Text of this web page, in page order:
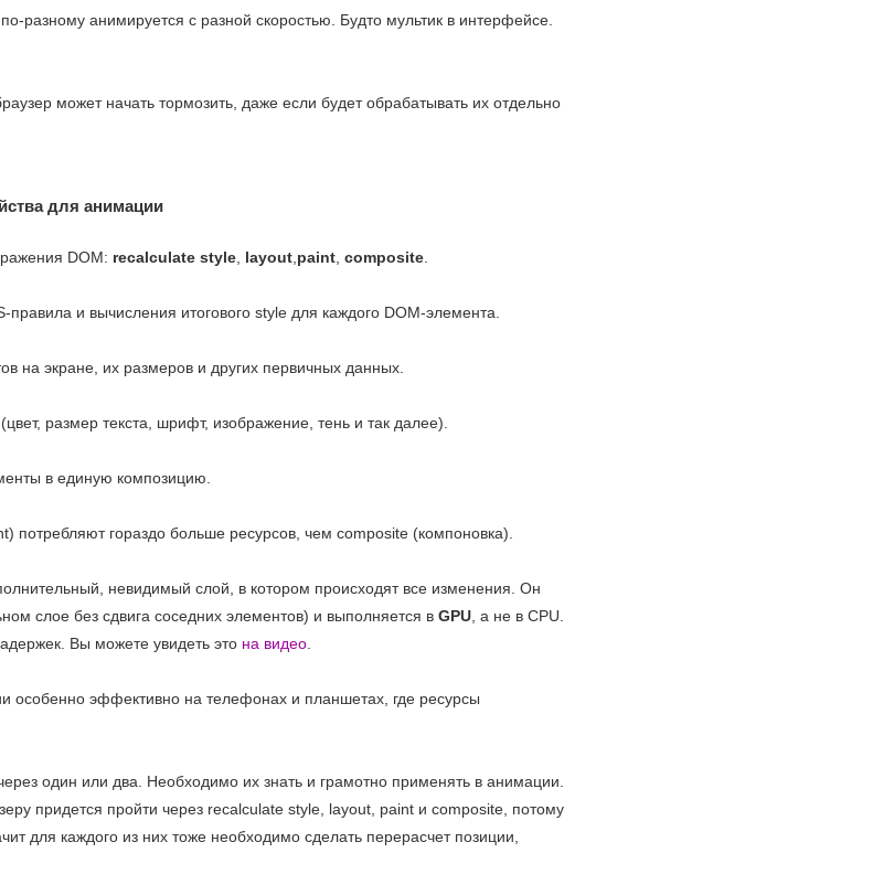
разному анимируется с разной скоростью. Будто мультик в интерфейсе.
может начать тормозить, даже если будет обрабатывать их отдельно
для анимации
DOM: recalculate style layout paint composite
и вычисления итогового style для каждого DOM-элемента.
на экране, их размеров и других первичных данных.
размер текста, шрифт, изображение, тень и так далее).
в единую композицию.
потребляют гораздо больше ресурсов, чем composite (компоновка).
невидимый слой, в котором происходят все изменения. Он
слое без сдвига соседних элементов) и выполняется в GPU , а не в CPU.
Вы можете увидеть это на видео
особенно эффективно на телефонах и планшетах, где ресурсы
один или два. Необходимо их знать и грамотно применять в анимации.
придется пройти через recalculate style, layout, paint и composite, потому
для каждого из них тоже необходимо сделать перерасчет позиции,